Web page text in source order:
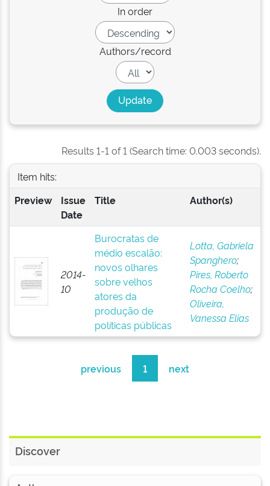
In order
Authors/record
Results 1-1 of 1 (Search time: 0.003 seconds).
Item hits:
Preview
Issue
Date
Title Author(s)
2014-
10
Burocratas de
médio escalão:
novos olhares
sobre velhos
atores da
produção de
políticas públicas
Lotta, Gabriela
Spanghero;
Pires, Roberto
Rocha Coelho;
Oliveira,
Vanessa Elias
previous 1 next
Discover